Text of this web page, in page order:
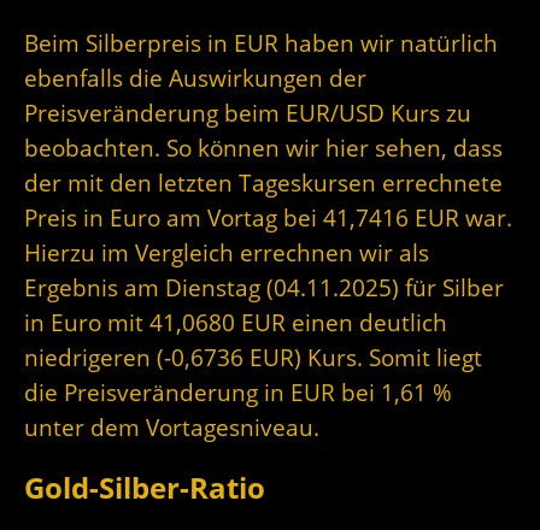
Beim Silberpreis in EUR haben wir natürlich
ebenfalls die Auswirkungen der
Preisveränderung beim EUR/USD Kurs zu
beobachten. So können wir hier sehen, dass
der mit den letzten Tageskursen errechnete
Preis in Euro am Vortag bei 41,7416 EUR war.
Hierzu im Vergleich errechnen wir als
Ergebnis am Dienstag (04.11.2025) für Silber
in Euro mit 41,0680 EUR einen deutlich
niedrigeren (-0,6736 EUR) Kurs. Somit liegt
die Preisveränderung in EUR bei 1,61 %
unter dem Vortagesniveau.
Gold-Silber-Ratio